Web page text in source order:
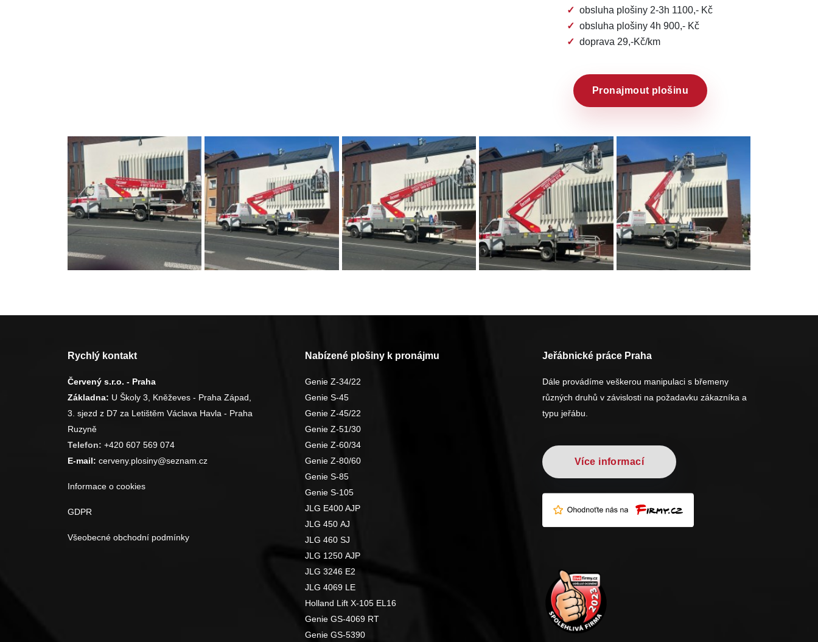
obsluha plošiny 2-3h 1100,- Kč
obsluha plošiny 4h 900,- Kč
doprava 29,-Kč/km
Pronajmout plošinu
Rychlý kontakt
Červený s.r.o. - Praha
Základna: U Školy 3, Kněževes - Praha Západ,
3. sjezd z D7 za Letištěm Václava Havla - Praha
Ruzyně
Telefon: +420 607 569 074
E-mail: cerveny.plosiny@seznam.cz
Informace o cookies
GDPR
Všeobecné obchodní podmínky
Nabízené plošiny k pronájmu
Genie Z-34/22
Genie S-45
Genie Z-45/22
Genie Z-51/30
Genie Z-60/34
Genie Z-80/60
Genie S-85
Genie S-105
JLG E400 AJP
JLG 450 AJ
JLG 460 SJ
JLG 1250 AJP
JLG 3246 E2
JLG 4069 LE
Holland Lift X-105 EL16
Genie GS-4069 RT
Genie GS-5390
Jeřábnické práce Praha
Dále provádíme veškerou manipulaci s břemeny
různých druhů v závislosti na požadavku zákazníka a
typu jeřábu.
Více informací